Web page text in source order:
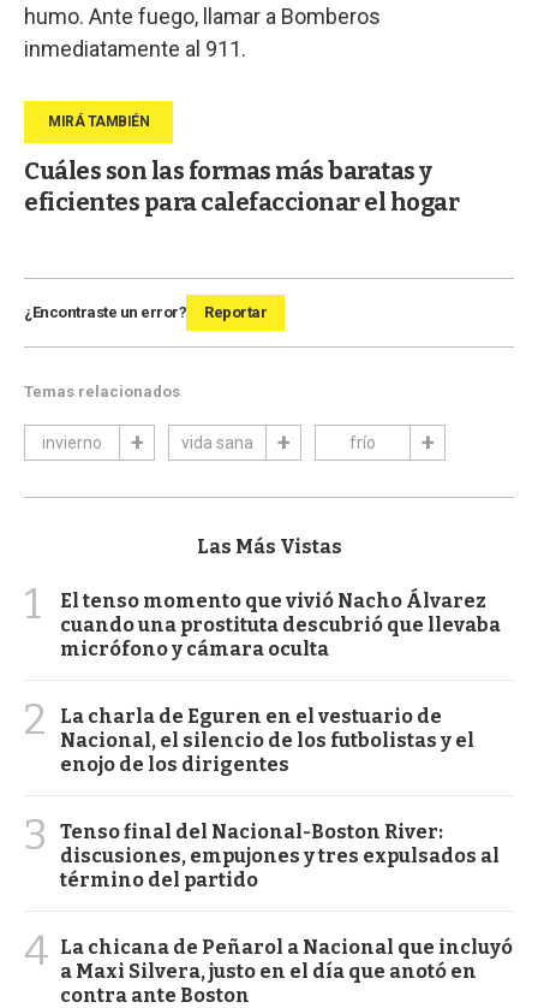
humo. Ante fuego, llamar a Bomberos
inmediatamente al 911.
Cuáles son las formas más baratas y
eficientes para calefaccionar el hogar
¿Encontraste un error? Reportar
Temas relacionados
invierno vida sana frío
Las Más Vistas
1
El tenso momento que vivió Nacho Álvarez
cuando una prostituta descubrió que llevaba
micrófono y cámara oculta
2
La charla de Eguren en el vestuario de
Nacional, el silencio de los futbolistas y el
enojo de los dirigentes
3
Tenso final del Nacional-Boston River:
discusiones, empujones y tres expulsados al
término del partido
4 La chicana de Peñarol a Nacional que incluyó
a Maxi Silvera, justo en el día que anotó en
contra ante Boston